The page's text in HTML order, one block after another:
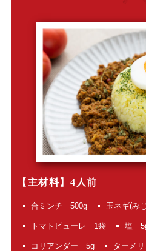
【主材料】4人前
合ミンチ 500g 玉ネギ(み
トマトピューレ 1袋 塩
コリアンダー 5g ターメ